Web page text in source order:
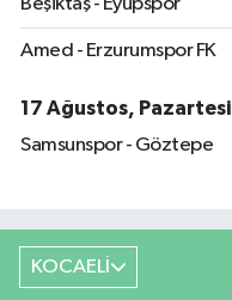
Beşiktaş - Eyüpspor
Amed - Erzurumspor FK
17 Ağustos, Pazartesi
Samsunspor - Göztepe
KOCAELİ